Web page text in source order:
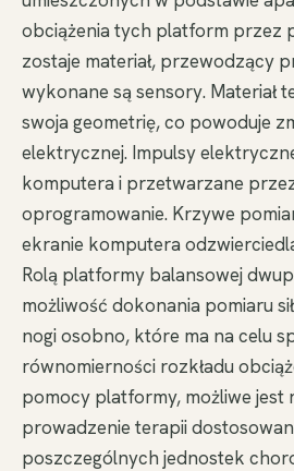
obciążenia tych platform przez
zostaje materiał, przewodzący
wykonane są sensory. Materiał
swoja geometrię, co powoduje
elektrycznej. Impulsy
komputera i przetwarzane
oprogramowanie. Krzywe
ekranie komputera
Rolą platformy balansowej
możliwość dokonania pomiaru
nogi osobno, które ma na celu
równomierności rozkładu
pomocy platformy, możliwe jest
prowadzenie terapii
poszczególnych jednostek